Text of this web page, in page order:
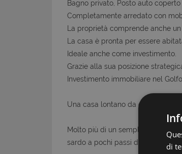
Bagno privato, Posto auto coperto
Completamente arredato con
La proprietà comprende anche
La casa è pronta per essere
Ideale anche come investimento.
Grazie alla sua posizione
Investimento immobiliare nel
Una casa lontano da casa,
Molto più di un semplice
sardo a pochi passi da casa.
di